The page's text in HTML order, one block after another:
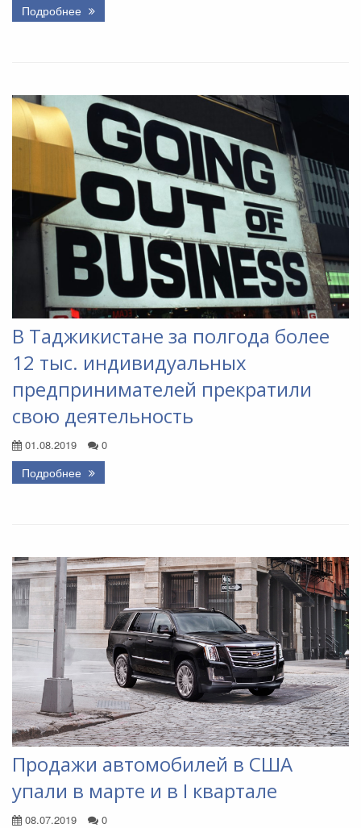
Подробнее
В Таджикистане за полгода более
12 тыс. индивидуальных
предпринимателей прекратили
свою деятельность
01.08.2019 0
Подробнее
Продажи автомобилей в США
упали в марте и в I квартале
08.07.2019 0